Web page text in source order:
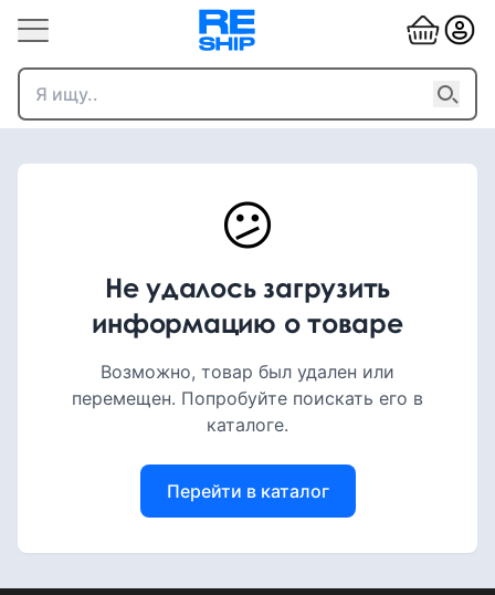
😕
Не удалось загрузить
информацию о товаре
Возможно, товар был удален или
перемещен. Попробуйте поискать его в
каталоге.
Перейти в каталог